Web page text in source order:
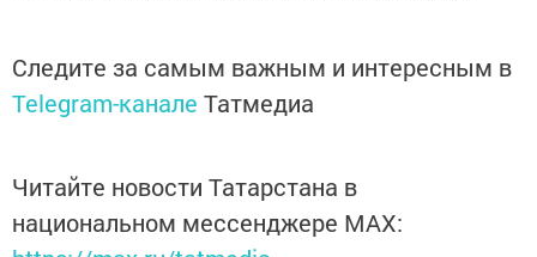
Следите за самым важным и интересным в
Telegram-канале Татмедиа
Читайте новости Татарстана в
национальном мессенджере MАХ: